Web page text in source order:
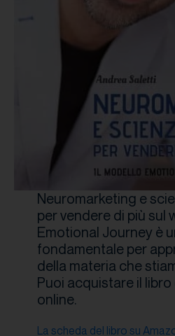
Neuromarketing e
per vendere di più sul
Emotional Journey è
fondamentale per
della materia che
Puoi acquistare il
online.
La scheda del libro su